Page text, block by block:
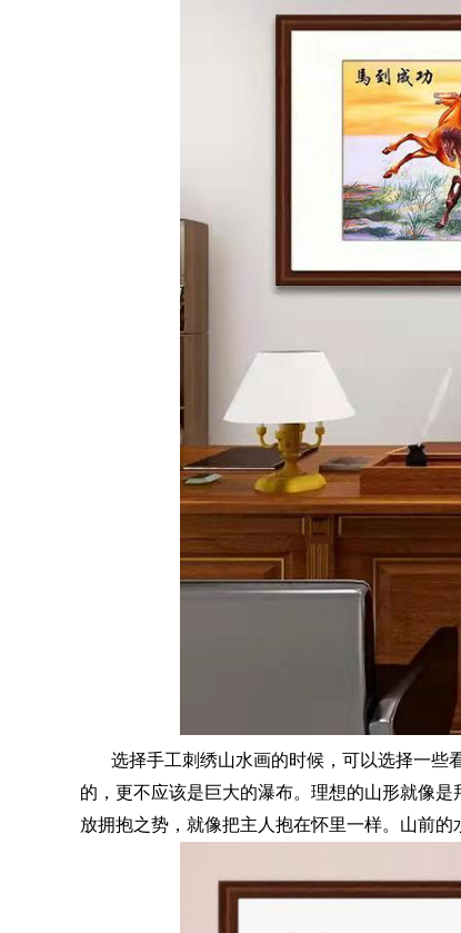
选择手工刺绣山水画的时候，可以选择一些
的，更不应该是巨大的瀑布。理想的山形就像
放拥抱之势，就像把主人抱在怀里一样。山前